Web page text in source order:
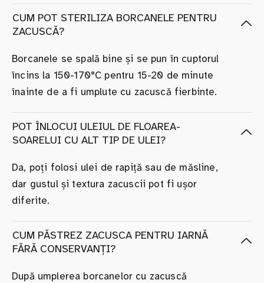
CUM POT STERILIZA BORCANELE PENTRU
ZACUSCĂ?
Borcanele se spală bine și se pun în cuptorul
încins la 150-170°C pentru 15-20 de minute
înainte de a fi umplute cu zacuscă fierbinte.
POT ÎNLOCUI ULEIUL DE FLOAREA-
SOARELUI CU ALT TIP DE ULEI?
Da, poți folosi ulei de rapiță sau de măsline,
dar gustul și textura zacuscii pot fi ușor
diferite.
CUM PĂSTREZ ZACUSCA PENTRU IARNĂ
FĂRĂ CONSERVANȚI?
După umplerea borcanelor cu zacuscă